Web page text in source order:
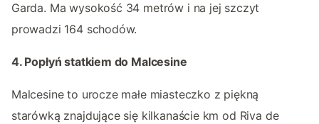
Garda. Ma wysokość 34 metrów i na jej szczyt
prowadzi 164 schodów.
4. Popłyń statkiem do Malcesine
Malcesine to urocze małe miasteczko z piękną
starówką znajdujące się kilkanaście km od Riva de